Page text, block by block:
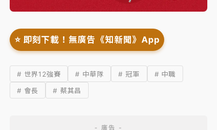
⭐️ 即刻下載！無廣告《知新聞》App
# 世界12強賽 # 中華隊 # 冠軍
# 中職
# 會長
# 蔡其昌